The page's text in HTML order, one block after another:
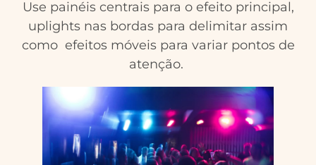
Use painéis centrais para o efeito principal,
uplights nas bordas para delimitar assim
como efeitos móveis para variar pontos de
atenção.